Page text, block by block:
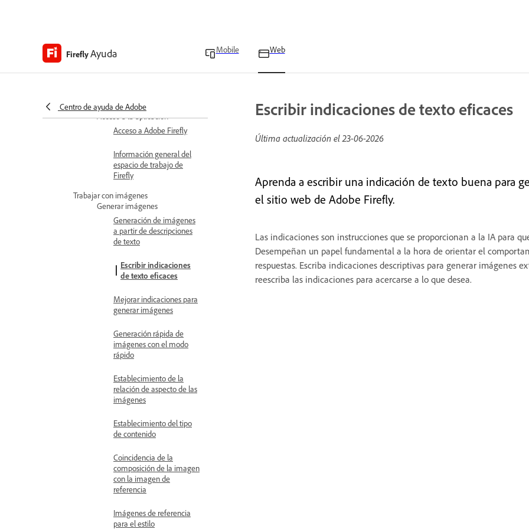
FireflyAyuda Mobile Web
Centro de ayuda de Adobe
productos de Adobe
Oferta especial de
Acceso a la aplicación
Acceso a Adobe Firefly
Información general del
espacio de trabajo de
Firefly
Trabajar con imágenes
Generar imágenes
Generación de imágenes
a partir de descripciones
de texto
Escribir indicaciones
de texto eficaces
Mejorar indicaciones para
generar imágenes
Generación rápida de
imágenes con el modo
rápido
Establecimiento de la
relación de aspecto de las
imágenes
Establecimiento del tipo
de contenido
Coincidencia de la
composición de la imagen
con la imagen de
referencia
Imágenes de referencia
para el estilo
Escribir indicaciones de texto eficaces
Última actualización el23-06-2026
Aprenda a escribir una indicación de texto buena para
el sitio web de Adobe Firefly.
Las indicaciones son instrucciones que se proporcionan a la IA para
Desempeñan un papel fundamental a la hora de orientar el
respuestas. Escriba indicaciones descriptivas para generar imágenes
reescriba las indicaciones para acercarse a lo que desea.